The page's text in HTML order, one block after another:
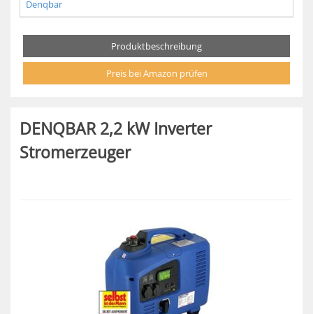
Denqbar
Produktbeschreibung
Preis bei Amazon prüfen
DENQBAR 2,2 kW Inverter
Stromerzeuger